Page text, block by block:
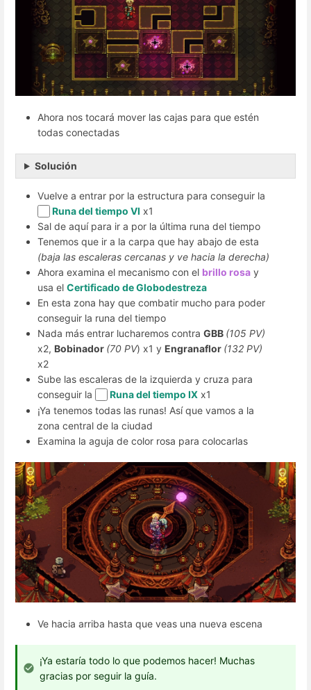
Ahora nos tocará mover las cajas para que estén
todas conectadas
Solución
Vuelve a entrar por la estructura para conseguir la
Runa del tiempo VI x1
Sal de aquí para ir a por la última runa del tiempo
Tenemos que ir a la carpa que hay abajo de esta
(baja las escaleras cercanas y ve hacia la derecha)
Ahora examina el mecanismo con el brillo rosa y
usa el Certificado de Globodestreza
En esta zona hay que combatir mucho para poder
conseguir la runa del tiempo
Nada más entrar lucharemos contra GBB (105 PV)
x2, Bobinador (70 PV) x1 y Engranaflor (132 PV)
x2
Sube las escaleras de la izquierda y cruza para
conseguir la
Runa del tiempo IX x1
¡Ya tenemos todas las runas! Así que vamos a la
zona central de la ciudad
Examina la aguja de color rosa para colocarlas
Ve hacia arriba hasta que veas una nueva escena
¡Ya estaría todo lo que podemos hacer! Muchas
gracias por seguir la guía.